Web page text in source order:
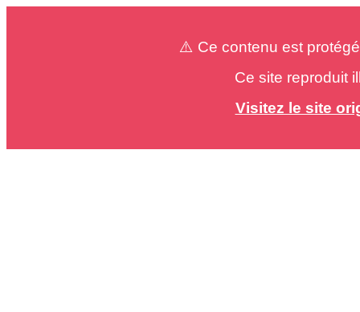
⚠️ Ce contenu est
Ce site reproduit
Visitez le site